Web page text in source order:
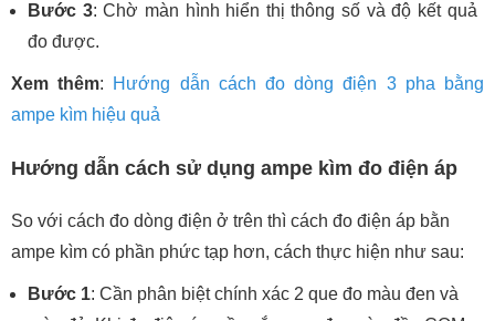
Bước 3: Chờ màn hình hiển thị thông số và độ kết quả
đo được.
Xem thêm: Hướng dẫn cách đo dòng điện 3 pha bằng
ampe kìm hiệu quả
Hướng dẫn cách sử dụng ampe kìm đo điện áp
So với cách đo dòng điện ở trên thì cách đo điện áp bằn
ampe kìm có phần phức tạp hơn, cách thực hiện như sau:
Bước 1: Cần phân biệt chính xác 2 que đo màu đen và